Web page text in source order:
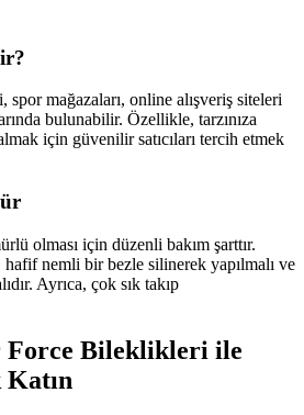
mağazaları, online alışveriş siteleri
bulunabilir. Özellikle, tarzınıza
için güvenilir satıcıları tercih etmek
olması için düzenli bakım şarttır.
hafif nemli bir bezle silinerek yapılmalı ve
Ayrıca, çok sık takıp
Force Bileklikleri ile
Katın